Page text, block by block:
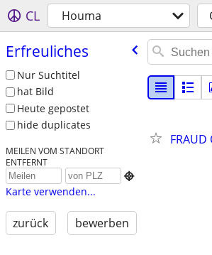
CL Houma
Erfreuliches
Nur Suchtitel
hat Bild
Heute gepostet
hide duplicates
MEILEN VOM STANDORT
ENTFERNT

Karte verwenden...
zurück bewerben
FRAUD